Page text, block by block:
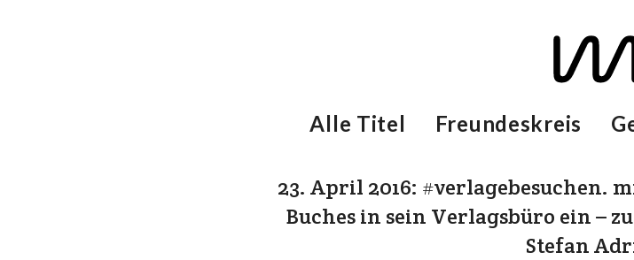
Alle Titel Freundeskreis
23. April 2016: #verlagebesuchen.
Buches in sein Verlagsbüro ein –
Stefan